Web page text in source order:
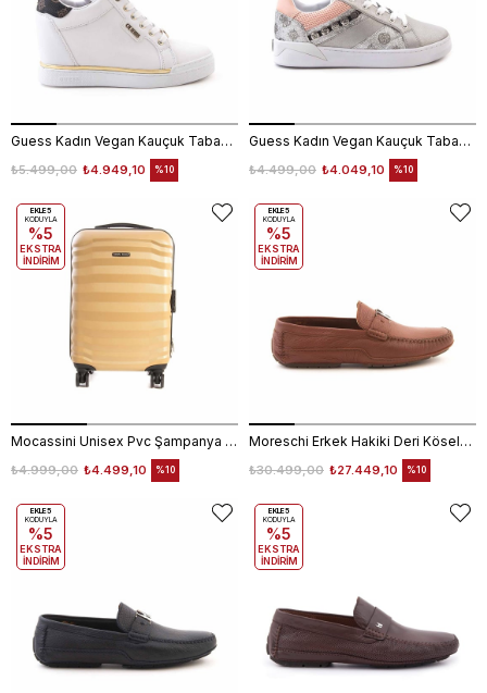
Guess Kadın Vegan Kauçuk Taban Beyaz Spor & Sneaker Ayakkabı
₺4.949,10
₺5.499,00 %10
Guess Kadın Vegan Kauçuk Taban Gümüş Spor & Sneaker Ayakkabı
₺4.049,10
₺4.499,00 %10
Mocassini Unisex Pvc Şampanya Valiz
₺4.499,10
₺4.999,00 %10
EKLE5
KODUYLA
%5
EKSTRA
İNDİRİM
Moreschi Erkek Hakiki Deri Kösele Taban Kahverengi Klasik Ayakkabı
₺27.449,10
₺30.499,00 %10
EKLE5
KODUYLA
%5
EKSTRA
İNDİRİM
EKLE5
KODUYLA
%5
EKSTRA
İNDİRİM
EKLE5
KODUYLA
%5
EKSTRA
İNDİRİM